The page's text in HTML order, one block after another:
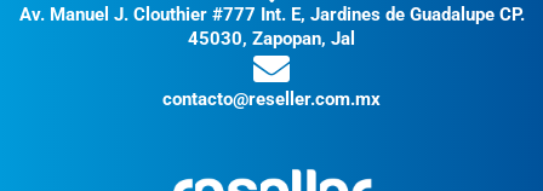
Av. Manuel J. Clouthier #777 Int. E, Jardines de Guadalupe CP.
45030, Zapopan, Jal
contacto@reseller.com.mx